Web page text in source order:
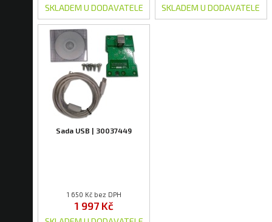
SKLADEM U DODAVATELE SKLADEM U DODAVATELE
Sada USB | 30037449
1 650 Kč bez DPH
1 997 Kč